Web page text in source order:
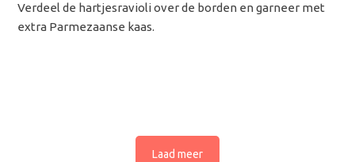
Verdeel de hartjesravioli over de borden en garneer met
extra Parmezaanse kaas.
Laad meer